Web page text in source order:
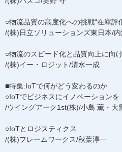
○物流品質の高度化への挑戦“在庫評
/(株)日立ソリューションズ東日本/
○物流のスピード化と品質向上に向
/(株)イー・ロジット/清水一成
■特集:IoTで何がどう変わるのか
○IoTでビジネスにイノベーションを
/ウイングアーク1st(株)/小島 薫・大
○IoTとロジスティクス
/(株)フレームワークス/秋葉淳一